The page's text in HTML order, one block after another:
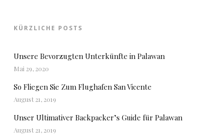
KÜRZLICHE POSTS
Unsere Bevorzugten Unterkünfte in Palawan
Mai 29, 2020
So Fliegen Sie Zum Flughafen San Vicente
August 21, 2019
Unser Ultimativer Backpacker’s Guide für Palawan
August 21, 2019